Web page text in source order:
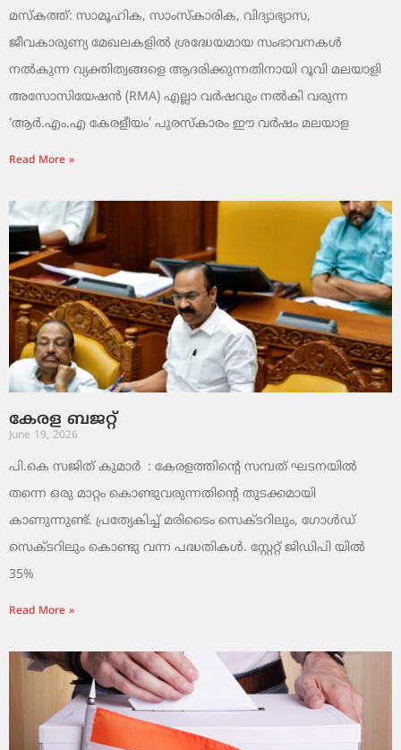
മസ്കത്ത്: സാമൂഹിക, സാംസ്‌കാരിക, വിദ്യാഭ്യാസ,
ജീവകാരുണ്യ മേഖലകളിൽ ശ്രദ്ധേയമായ സംഭാവനകൾ
നൽകുന്ന വ്യക്തിത്വങ്ങളെ ആദരിക്കുന്നതിനായി റൂവി മലയാളി
അസോസിയേഷൻ (RMA) എല്ലാ വർഷവും നൽകി വരുന്ന
‘ആർ.എം.എ കേരളീയം’ പുരസ്‌കാരം ഈ വർഷം മലയാള
Read More »
കേരള ബജറ്റ്
June 19, 2026
പി.കെ സജിത് കുമാര്‍ : കേരളത്തിന്റെ സമ്പത് ഘടനയിൽ
തന്നെ ഒരു മാറ്റം കൊണ്ടുവരുന്നതിന്റെ തുടക്കമായി
കാണുന്നുണ്ട്. പ്രത്യേകിച്ച് മരിടൈം സെക്ടറിലും, ഗോൾഡ്
സെക്ടറിലും കൊണ്ടു വന്ന പദ്ധതികൾ. സ്റ്റേറ്റ് ജിഡിപി യിൽ
35%
Read More »